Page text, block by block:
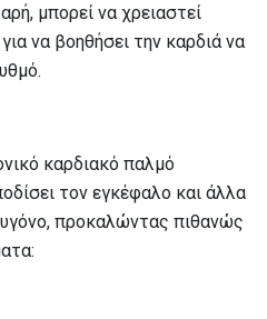
μπορεί να χρειαστεί
να βοηθήσει την καρδιά να
καρδιακό παλμό
τον εγκέφαλο και άλλα
προκαλώντας πιθανώς